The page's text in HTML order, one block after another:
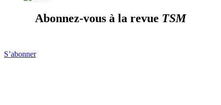
Abonnez-vous à la revue TSM
S’abonner